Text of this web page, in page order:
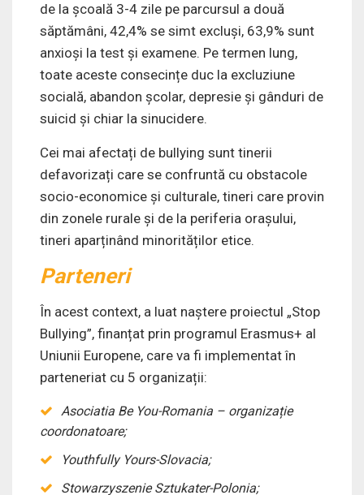
de la școală 3-4 zile pe parcursul a două
săptămâni, 42,4% se simt excluși, 63,9% sunt
anxioși la test și examene. Pe termen lung,
toate aceste consecințe duc la excluziune
socială, abandon școlar, depresie și gânduri de
suicid și chiar la sinucidere.
Cei mai afectați de bullying sunt tinerii
defavorizați care se confruntă cu obstacole
socio-economice și culturale, tineri care provin
din zonele rurale și de la periferia orașului,
tineri aparținând minorităților etice.
Parteneri
În acest context, a luat naștere proiectul „Stop
Bullying”, finanțat prin programul Erasmus+ al
Uniunii Europene, care va fi implementat în
parteneriat cu 5 organizații:
Asociatia Be You-Romania – organizație
coordonatoare;
Youthfully Yours-Slovacia;
Stowarzyszenie Sztukater-Polonia;